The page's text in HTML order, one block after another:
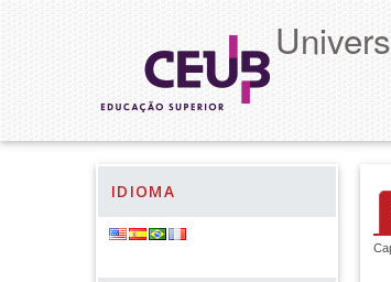
IDIOMA